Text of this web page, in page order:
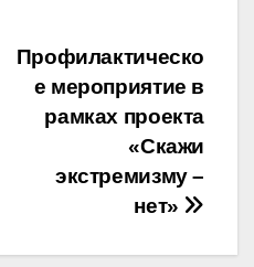
Профилактическо
е мероприятие в
рамках проекта
«Скажи
экстремизму –
нет»